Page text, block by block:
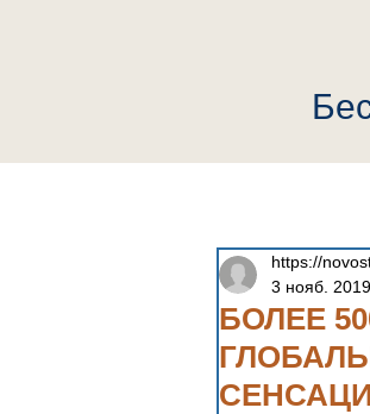
БОЛЕЕ
https://
3 нояб. 2019